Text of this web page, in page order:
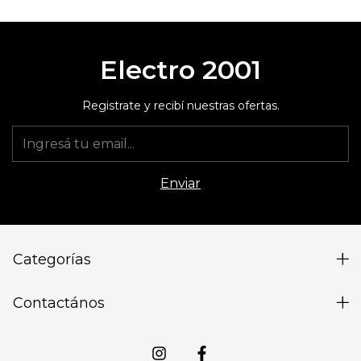
Electro 2001
Registrate y recibí nuestras ofertas.
Categorías
Contactános